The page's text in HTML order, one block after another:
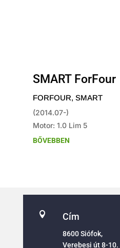
SMART ForFour
FORFOUR, SMART
(2014.07-)
Motor: 1.0 Lim 5
BŐVEBBEN
 Cím
8600 Siófok,
Verebesi út 8-10.